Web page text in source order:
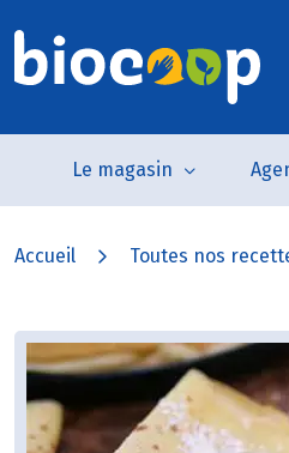
Le magasin
Accueil Toutes nos